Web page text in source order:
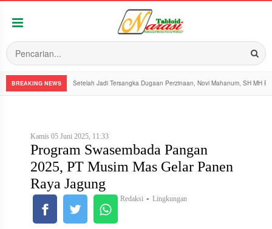
BREAKING NEWS Setelah Jadi Tersangka Dugaan Perzinaan, Novi Mahanum, SH MH
Kamis 05 Juni 2025, 11:33
Program Swasembada Pangan
2025, PT Musim Mas Gelar Panen
Raya Jagung
Redaksi - Lingkungan